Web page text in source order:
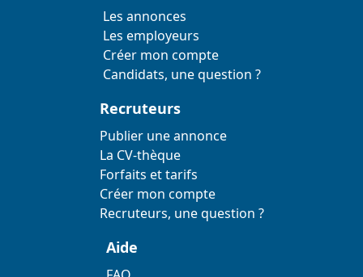
Les annonces
Les employeurs
Créer mon compte
Candidats, une question ?
Recruteurs
Publier une annonce
La CV-thèque
Forfaits et tarifs
Créer mon compte
Recruteurs, une question ?
Aide